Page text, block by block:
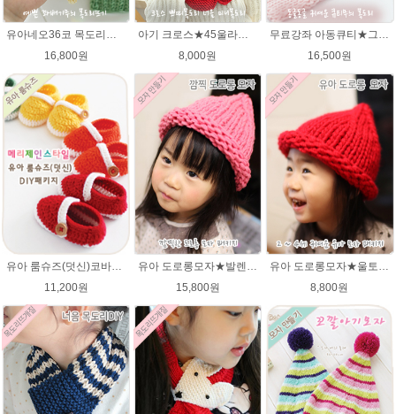
유아네오36코 목도리뜨기★에이미울/유아목도리/아기목도리뜨개질
16,800원
아기 크로스★45울라인 목도리뜨기 쁘띠목도리 너음 미니목도리
8,000원
무료강좌 아동큐티★그레이스메리노울 뜨개실 유아목도리뜨기 뜨개질
16,500원
유아 룸슈즈(덧신)코바늘뜨기 태교 취미뜨개질 뜨게질 에이미울 뜨개실
11,200원
15,800원
8,800원